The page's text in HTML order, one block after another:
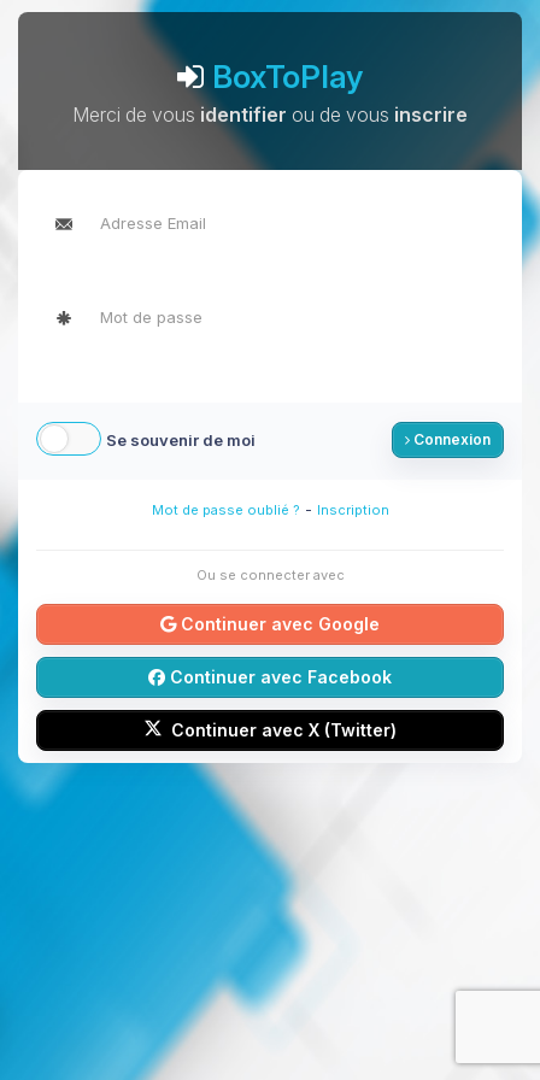
BoxToPlay
Merci de vous identifier ou de vous inscrire
Se souvenir de moi Connexion
Mot de passe oublié ? - Inscription
Ou se connecter avec
Continuer avec Google
Continuer avec Facebook
Continuer avec X (Twitter)